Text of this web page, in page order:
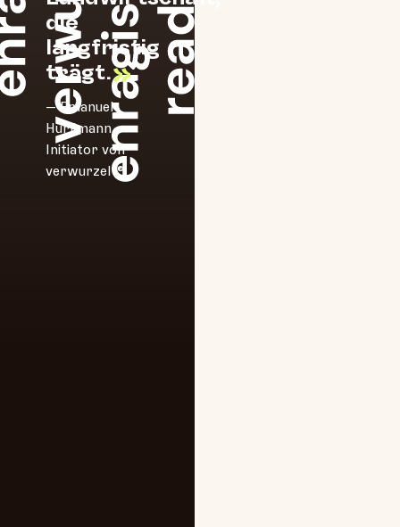
die
langfristig
trägt.»
— Emanuel
Hürlimann,
Initiator von
verwurzelt®